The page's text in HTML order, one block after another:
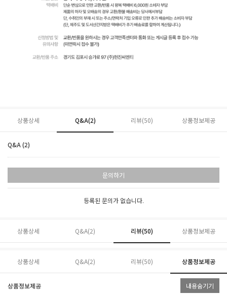
상품상세 Q&A(2) 리뷰(50) 상품정보제공
Q&A (2)
문의하기
등록된 문의가 없습니다.
상품상세 Q&A(2) 리뷰(50) 상품정보제공
상품상세 Q&A(2) 리뷰(50) 상품정보제공
상품정보제공 내용숨기기